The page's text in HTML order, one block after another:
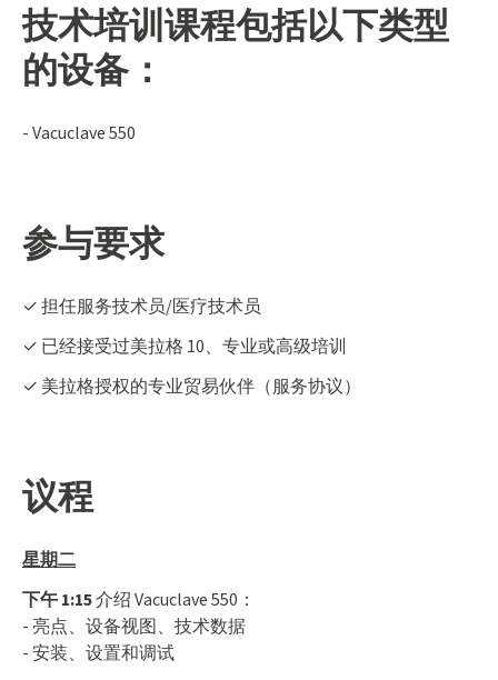
技术培训课程包括以下类型
的设备：
- Vacuclave 550
参与要求
✓ 担任服务技术员/医疗技术员
✓ 已经接受过美拉格 10、专业或高级培训
✓ 美拉格授权的专业贸易伙伴（服务协议）
议程
星期二
下午 1:15介绍 Vacuclave 550：
- 亮点、设备视图、技术数据
- 安装、设置和调试